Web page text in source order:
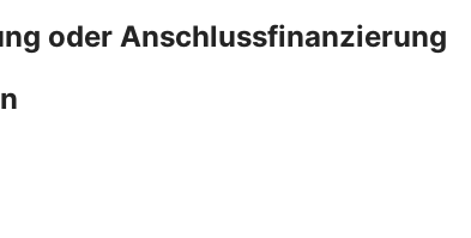
oder Anschlussfinanzierung